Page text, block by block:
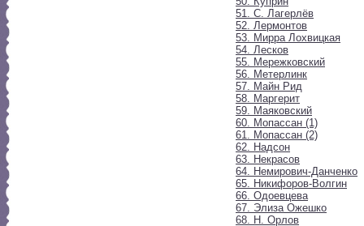
51. С. Лагерлёв
52. Лермонтов
53. Мирра Лохвицкая
54. Лесков
55. Мережковский
56. Метерлинк
57. Майн Рид
58. Маргерит
59. Маяковский
60. Мопассан (1)
61. Мопассан (2)
62. Надсон
63. Некрасов
64. Немирович-Данченко
65. Никифоров-Волгин
66. Одоевцева
67. Элиза Ожешко
68. Н. Орлов